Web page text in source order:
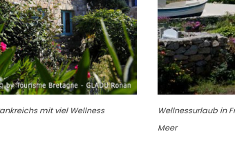
mit viel Wellness
Wellnessurlaub in
Meer